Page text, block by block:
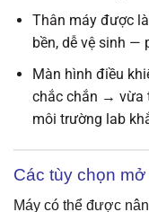
Thân máy được
bền, dễ vệ sinh —
Màn hình điều
chắc chắn → vừa
môi trường lab
Các tùy chọn
Máy có thể được